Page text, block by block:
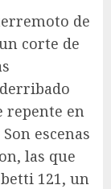
de
corte de
repente en
escenas
las que
121, un